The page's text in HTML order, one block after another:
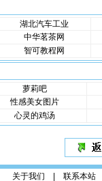
湖北汽车工业
中华茗茶网
智可教程网
萝莉吧
性感美女图片
心灵的鸡汤
关于我们 | 联系本站